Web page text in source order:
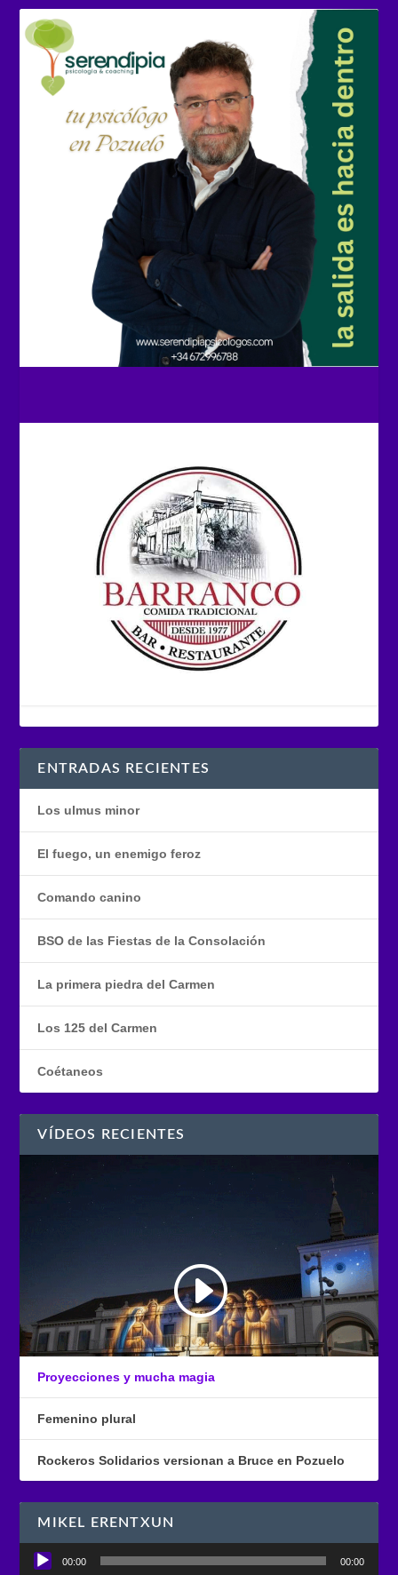
ENTRADAS RECIENTES
Los ulmus minor
El fuego, un enemigo feroz
Comando canino
BSO de las Fiestas de la Consolación
La primera piedra del Carmen
Los 125 del Carmen
Coétaneos
VÍDEOS RECIENTES
Proyecciones y mucha magia
Femenino plural
Rockeros Solidarios versionan a Bruce en Pozuelo
MIKEL ERENTXUN
Reproductor
00:00 00:00